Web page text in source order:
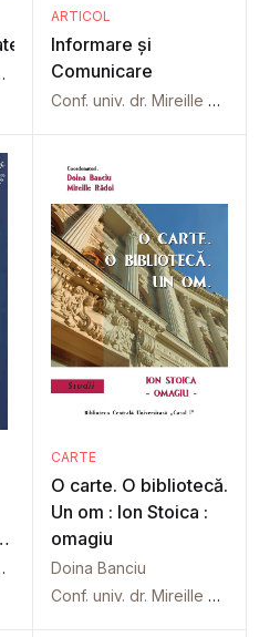
Rădoi
ARTICOL
Informare și
Comunicare
Conf. univ. dr. Mireille Rădoi
Rădoi
CARTE
O carte. O bibliotecă.
Un om : Ion Stoica :
omagiu
Doina Banciu
Conf. univ. dr. Mireille Rădoi